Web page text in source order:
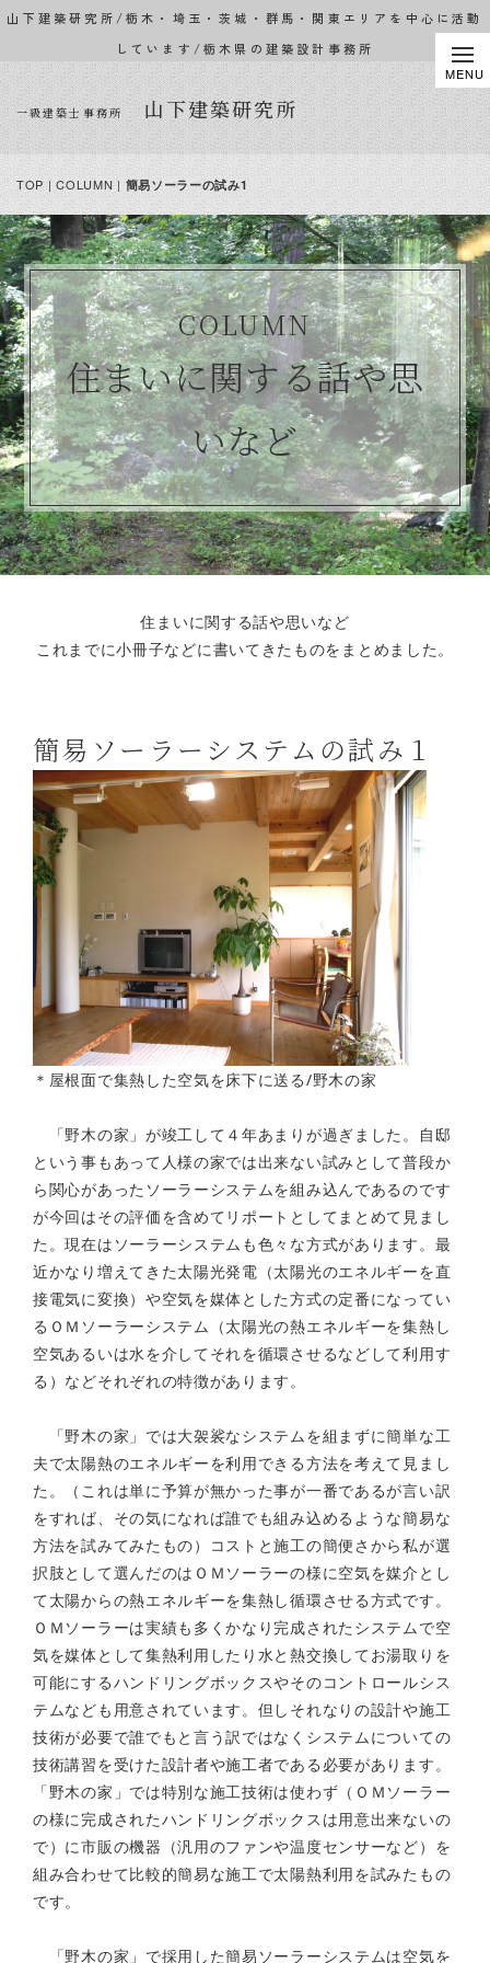
山下建築研究所/栃木・埼玉・茨城・群馬・関東エリアを中心に活動
しています/栃木県の建築設計事務所
一級建築士事務所 山下建築研究所
TOP |COLUMN| 簡易ソーラーの試み1
COLUMN
住まいに関する話や思
いなど
住まいに関する話や思いなど
これまでに小冊子などに書いてきたものをまとめました。
簡易ソーラーシステムの試み１
＊屋根面で集熱した空気を床下に送る/野木の家
「野木の家」が竣工して４年あまりが過ぎました。自邸
という事もあって人様の家では出来ない試みとして普段か
ら関心があったソーラーシステムを組み込んであるのです
が今回はその評価を含めてリポートとしてまとめて見まし
た。現在はソーラーシステムも色々な方式があります。最
近かなり増えてきた太陽光発電（太陽光のエネルギーを直
接電気に変換）や空気を媒体とした方式の定番になってい
るＯＭソーラーシステム（太陽光の熱エネルギーを集熱し
空気あるいは水を介してそれを循環させるなどして利用す
る）などそれぞれの特徴があります。
「野木の家」では大袈裟なシステムを組まずに簡単な工
夫で太陽熱のエネルギーを利用できる方法を考えて見まし
た。（これは単に予算が無かった事が一番であるが言い訳
をすれば、その気になれば誰でも組み込めるような簡易な
方法を試みてみたもの）コストと施工の簡便さから私が選
択肢として選んだのはＯＭソーラーの様に空気を媒介とし
て太陽からの熱エネルギーを集熱し循環させる方式です。
ＯＭソーラーは実績も多くかなり完成されたシステムで空
気を媒体として集熱利用したり水と熱交換してお湯取りを
可能にするハンドリングボックスやそのコントロールシス
テムなども用意されています。但しそれなりの設計や施工
技術が必要で誰でもと言う訳ではなくシステムについての
技術講習を受けた設計者や施工者である必要があります。
「野木の家」では特別な施工技術は使わず（ＯＭソーラー
の様に完成されたハンドリングボックスは用意出来ないの
で）に市販の機器（汎用のファンや温度センサーなど）を
組み合わせて比較的簡易な施工で太陽熱利用を試みたもの
です。
「野木の家」で採用した簡易ソーラーシステムは空気を